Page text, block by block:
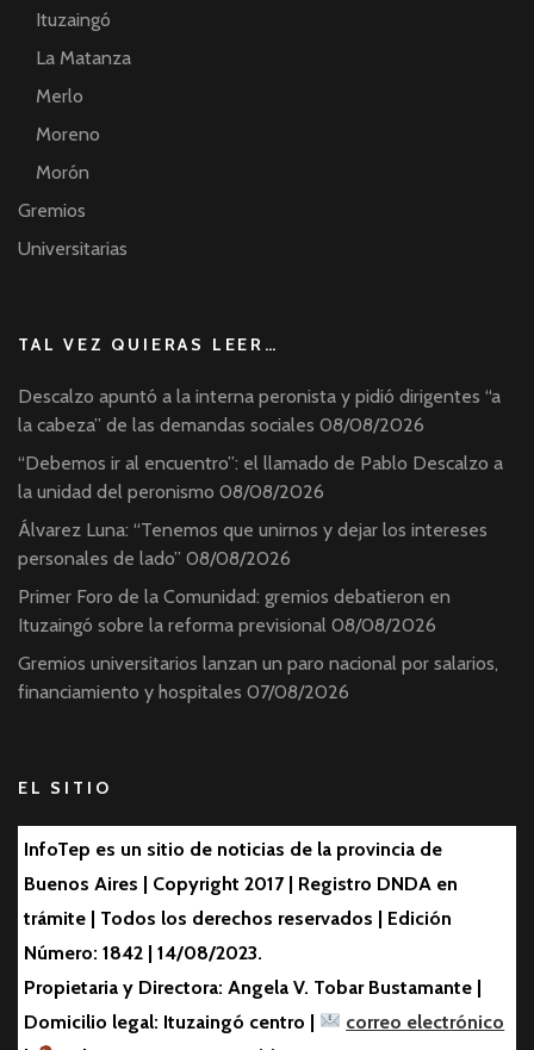
Ituzaingó
La Matanza
Merlo
Moreno
Morón
Gremios
Universitarias
TAL VEZ QUIERAS LEER…
Descalzo apuntó a la interna peronista y pidió dirigentes “a
la cabeza” de las demandas sociales 08/08/2026
“Debemos ir al encuentro”: el llamado de Pablo Descalzo a
la unidad del peronismo 08/08/2026
Álvarez Luna: “Tenemos que unirnos y dejar los intereses
personales de lado” 08/08/2026
Primer Foro de la Comunidad: gremios debatieron en
Ituzaingó sobre la reforma previsional 08/08/2026
Gremios universitarios lanzan un paro nacional por salarios,
financiamiento y hospitales 07/08/2026
EL SITIO
InfoTep es un sitio de noticias de la provincia de
Buenos Aires | Copyright 2017 | Registro DNDA en
trámite | Todos los derechos reservados | Edición
Número: 1842 | 14/08/2023.
Propietaria y Directora: Angela V. Tobar Bustamante |
Domicilio legal: Ituzaingó centro |
correo electrónico